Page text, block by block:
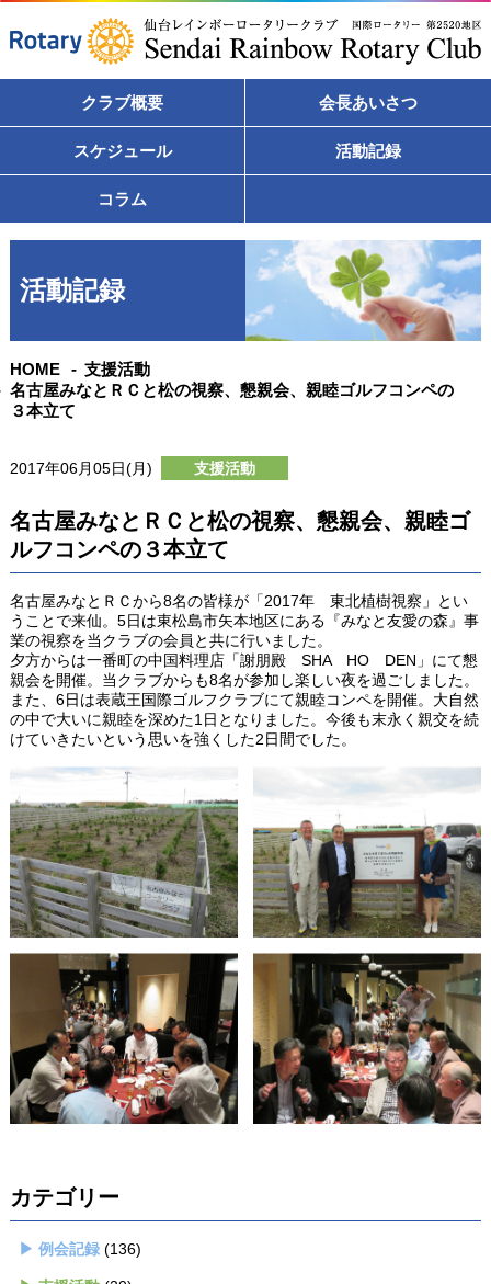
クラブ概要 会長あいさつ
スケジュール 活動記録
コラム
活動記録
HOME
支援活動
名古屋みなとＲＣと松の視察、懇親会、親睦ゴルフコンペの
３本立て
2017年06月05日(月) 支援活動
名古屋みなとＲＣと松の視察、懇親会、親睦ゴ
ルフコンペの３本立て
名古屋みなとＲＣから8名の皆様が「2017年 東北植樹視察」とい
うことで来仙。5日は東松島市矢本地区にある『みなと友愛の森』事
業の視察を当クラブの会員と共に行いました。
夕方からは一番町の中国料理店「謝朋殿 SHA HO DEN」にて懇
親会を開催。当クラブからも8名が参加し楽しい夜を過ごしました。
また、6日は表蔵王国際ゴルフクラブにて親睦コンペを開催。大自然
の中で大いに親睦を深めた1日となりました。今後も末永く親交を続
けていきたいという思いを強くした2日間でした。
カテゴリー
例会記録(136)